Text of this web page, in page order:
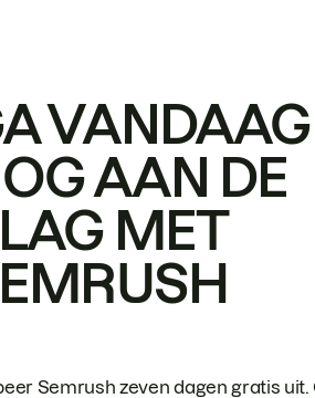
VANDAAG
AAN DE
MET
Semrush zeven dagen gratis uit.